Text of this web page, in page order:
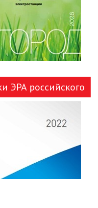
ЛЮСТРЫ
СИСТЕМЫ
(LED МОДУЛИ)
СВЕТИЛЬНИКИ
НИЗКОВОЛЬТНОЕ
ОСВЕЩЕНИЕ
ОТВЕРТКИ
ЭРА российского